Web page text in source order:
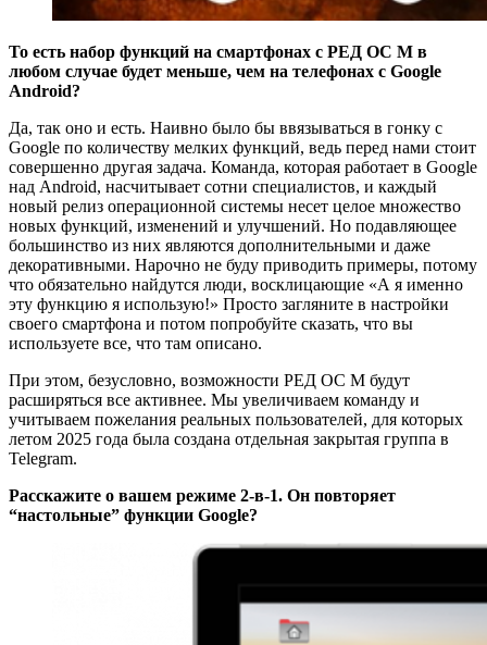
То есть набор функций на смартфонах с РЕД ОС М в
любом случае будет меньше, чем на телефонах с Google
Android?
Да, так оно и есть. Наивно было бы ввязываться в гонку с
Google по количеству мелких функций, ведь перед нами стоит
совершенно другая задача. Команда, которая работает в Google
над Android, насчитывает сотни специалистов, и каждый
новый релиз операционной системы несет целое множество
новых функций, изменений и улучшений. Но подавляющее
большинство из них являются дополнительными и даже
декоративными. Нарочно не буду приводить примеры, потому
что обязательно найдутся люди, восклицающие «А я именно
эту функцию я использую!» Просто загляните в настройки
своего смартфона и потом попробуйте сказать, что вы
используете все, что там описано.
При этом, безусловно, возможности РЕД ОС М будут
расширяться все активнее. Мы увеличиваем команду и
учитываем пожелания реальных пользователей, для которых
летом 2025 года была создана отдельная закрытая группа в
Telegram.
Расскажите о вашем режиме 2-в-1. Он повторяет
“настольные” функции Google?